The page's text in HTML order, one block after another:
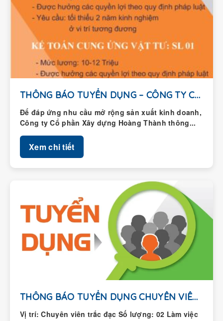
THÔNG BÁO TUYỂN DỤNG – CÔNG TY CỔ...
Để đáp ứng nhu cầu mở rộng sản xuất kinh doanh,
Công ty Cổ phần Xây dựng Hoàng Thành thông...
Xem chi tiết
THÔNG BÁO TUYỂN DỤNG CHUYÊN VIÊN TRẮC ĐẠC
Vị trí: Chuyên viên trắc đạc Số lượng: 02 Làm việc
tại các công trường ở Hà nội, Hải phòng,...